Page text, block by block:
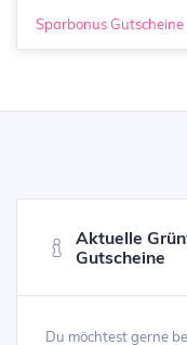
Sparbonus Gutscheine
Aktuelle
Gutscheine
Du möchtest gerne